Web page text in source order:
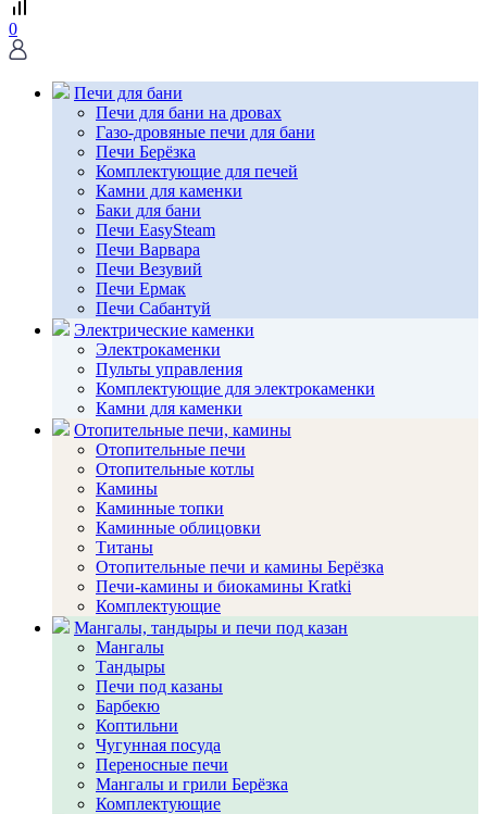
0
Печи для бани
Печи для бани на дровах
Газо-дровяные печи для бани
Печи Берёзка
Комплектующие для печей
Камни для каменки
Баки для бани
Печи EasySteam
Печи Варвара
Печи Везувий
Печи Ермак
Печи Сабантуй
Электрические каменки
Электрокаменки
Пульты управления
Комплектующие для электрокаменки
Камни для каменки
Отопительные печи, камины
Отопительные печи
Отопительные котлы
Камины
Каминные топки
Каминные облицовки
Титаны
Отопительные печи и камины Берёзка
Печи-камины и биокамины Kratki
Комплектующие
Мангалы, тандыры и печи под казан
Мангалы
Тандыры
Печи под казаны
Барбекю
Коптильни
Чугунная посуда
Переносные печи
Мангалы и грили Берёзка
Комплектующие